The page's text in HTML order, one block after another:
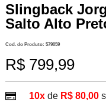
Slingback
Salto Alto
Cod. do Produto: 579059
R$ 799,99
10xde R$ 80,00